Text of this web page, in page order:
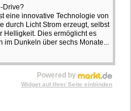
Drive?
eine innovative Technologie von
durch Licht Strom erzeugt, selbst
Helligkeit. Dies ermöglicht es
im Dunkeln über sechs Monate...
Powered by
Widget auf Ihrer Seite einbinden